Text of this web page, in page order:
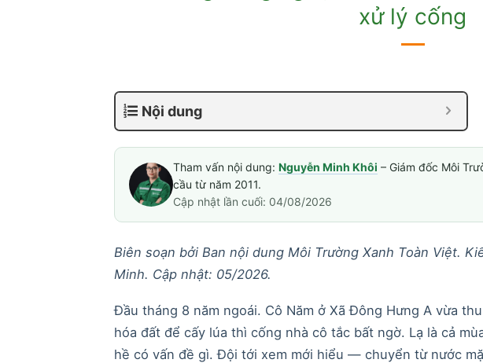
xử lý cống
Nội dung
Tham vấn nội dung: Nguyễn Minh Khôi – Giám đốc Môi
cầu từ năm 2011.
Cập nhật lần cuối: 04/08/2026
Biên soạn bởi Ban nội dung Môi Trường Xanh Toàn Việt.
Minh. Cập nhật: 05/2026.
Đầu tháng 8 năm ngoái. Cô Năm ở Xã Đông Hưng A vừa
hóa đất để cấy lúa thì cống nhà cô tắc bất ngờ. Lạ là cả
hề có vấn đề gì. Đội tới xem mới hiểu — chuyển từ nước